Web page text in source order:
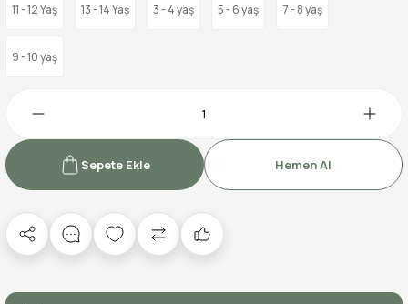
11 - 12 Yaş 13 - 14 Yaş 3 - 4 yaş 5 - 6 yaş 7 - 8 yaş
9 - 10 yaş
Sepete Ekle Hemen Al